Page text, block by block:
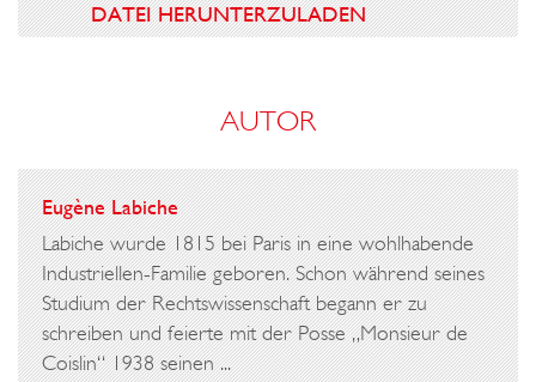
DATEI HERUNTERZULADEN
AUTOR
Eugène Labiche
Labiche wurde 1815 bei Paris in eine wohlhabende
Industriellen-Familie geboren. Schon während seines
Studium der Rechtswissenschaft begann er zu
schreiben und feierte mit der Posse „Monsieur de
Coislin“ 1938 seinen ...